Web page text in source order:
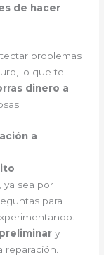
de hacer
problemas
lo que te
dinero a
a
sea por
para
y
reparación.